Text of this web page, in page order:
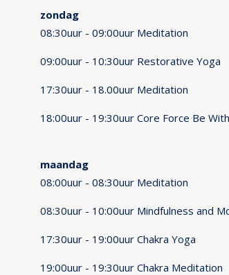
zondag
08:30uur - 09:00uur Meditation
09:00uur - 10:30uur Restorative Yoga
17:30uur - 18.00uur Meditation
18:00uur - 19:30uur Core Force Be
maandag
08:00uur - 08:30uur Meditation
08:30uur - 10:00uur Mindfulness and
17:30uur - 19:00uur Chakra Yoga
19:00uur - 19:30uur Chakra Meditation